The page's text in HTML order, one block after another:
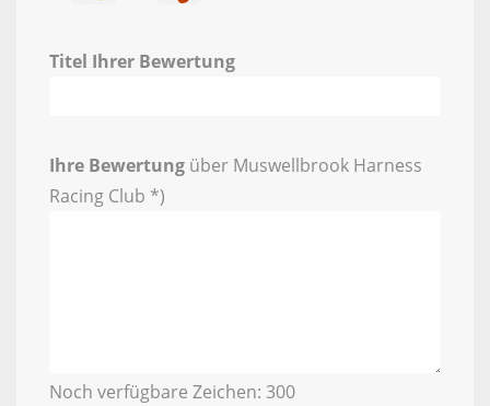
Titel Ihrer Bewertung
Ihre Bewertung über Muswellbrook Harness
Racing Club *)
Noch verfügbare Zeichen: 300